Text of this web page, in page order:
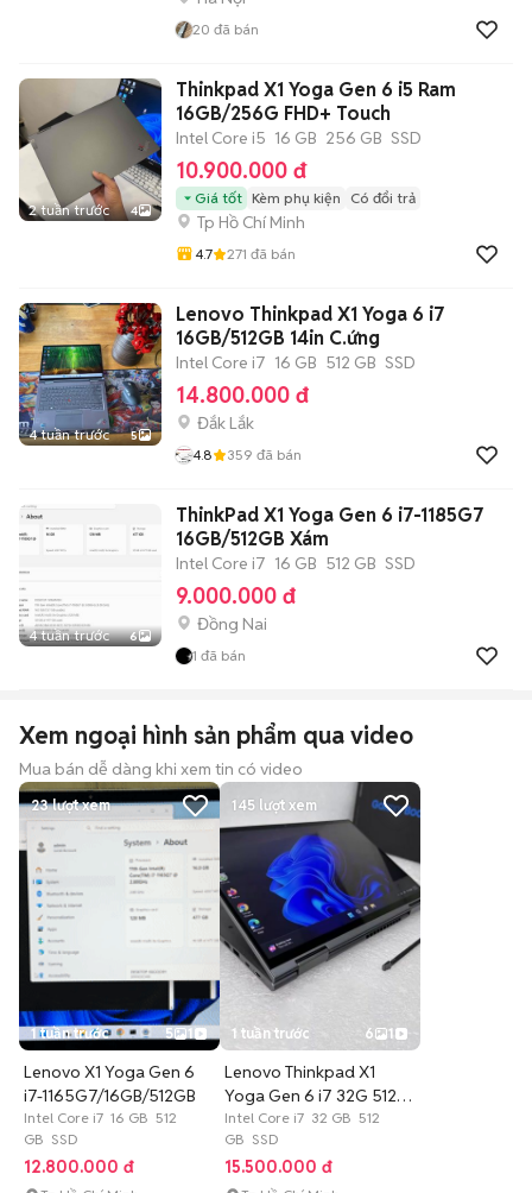
20 đã bán
2 tuần trước 4
Thinkpad X1 Yoga Gen 6 i5 Ram
16GB/256G FHD+ Touch
Intel Core i5 16 GB 256 GB SSD
10.900.000 đ
Giá tốt Kèm phụ kiện Có đổi trả
Tp Hồ Chí Minh
4.7 271 đã bán
4 tuần trước 5
Lenovo Thinkpad X1 Yoga 6 i7
16GB/512GB 14in C.ứng
Intel Core i7 16 GB 512 GB SSD
14.800.000 đ
Đắk Lắk
4.8 359 đã bán
4 tuần trước 6
ThinkPad X1 Yoga Gen 6 i7-1185G7
16GB/512GB Xám
Intel Core i7 16 GB 512 GB SSD
9.000.000 đ
Đồng Nai
1 đã bán
Xem ngoại hình sản phẩm qua video
Mua bán dễ dàng khi xem tin có video
23lượt xem
1 tuần trước 5 1
Lenovo X1 Yoga Gen 6
i7-1165G7/16GB/512GB
Intel Core i7 16 GB 512
GB SSD
12.800.000 đ
145 lượt xem
1 tuần trước 6 1
Lenovo Thinkpad X1
Yoga Gen 6 i7 32G 512G
gập x360
Intel Core i7 32 GB 512
GB SSD
15.500.000 đ